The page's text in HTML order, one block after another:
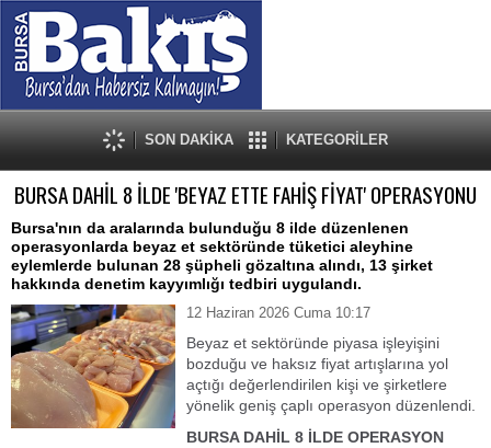
SON DAKİKA KATEGORİLER
BURSA DAHİL 8 İLDE 'BEYAZ ETTE FAHİŞ FİYAT' OPERASYONU
Bursa'nın da aralarında bulunduğu 8 ilde düzenlenen
operasyonlarda beyaz et sektöründe tüketici aleyhine
eylemlerde bulunan 28 şüpheli gözaltına alındı, 13 şirket
hakkında denetim kayyımlığı tedbiri uygulandı.
12 Haziran 2026 Cuma 10:17
Beyaz et sektöründe piyasa işleyişini
bozduğu ve haksız fiyat artışlarına yol
açtığı değerlendirilen kişi ve şirketlere
yönelik geniş çaplı operasyon düzenlendi.
BURSA DAHİL 8 İLDE OPERASYON